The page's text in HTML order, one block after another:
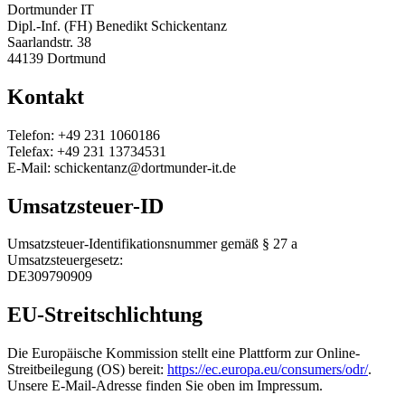
Dortmunder IT
Dipl.-Inf. (FH) Benedikt Schickentanz
Saarlandstr. 38
44139 Dortmund
Kontakt
Telefon: +49 231 1060186
Telefax: +49 231 13734531
E-Mail: schickentanz@dortmunder-it.de
Umsatzsteuer-ID
Umsatzsteuer-Identifikationsnummer gemäß § 27 a
Umsatzsteuergesetz:
DE309790909
EU-Streitschlichtung
Die Europäische Kommission stellt eine Plattform zur Online-
Streitbeilegung (OS) bereit: https://ec.europa.eu/consumers/odr/.
Unsere E-Mail-Adresse finden Sie oben im Impressum.